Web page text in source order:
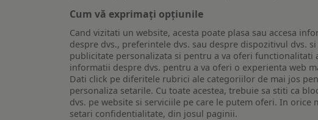
Cum vă exprimați opțiunile
Cand vizitati un website, acesta poate plasa sau accesa
despre dvs., preferintele dvs. sau despre dispozitivul dvs.
publicitate personalizata si pentru a va oferi
informatii despre dvs. pentru a va oferi o experienta web
Dati click pe diferitele rubrici ale categoriilor de mai jos
personaliza setarile. Cu toate acestea, trebuie sa stiti ca
dvs. pe website si serviciile pe care le putem oferi. In
setari confidentialitate, din josul paginii.